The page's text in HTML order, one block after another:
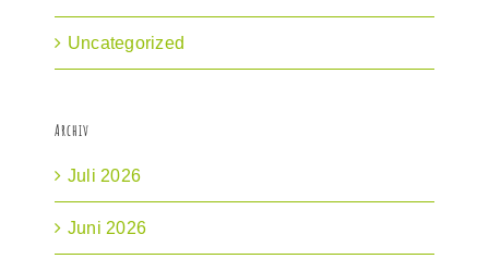
Uncategorized
Archiv
Juli 2026
Juni 2026